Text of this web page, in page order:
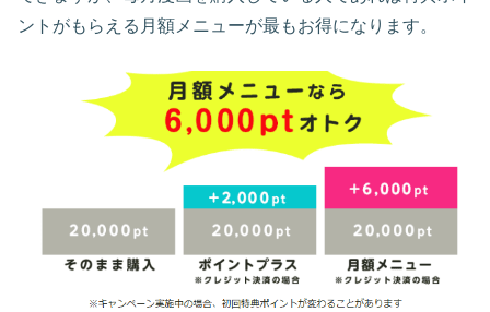
ントがもらえる月額メニューが最もお得になります。